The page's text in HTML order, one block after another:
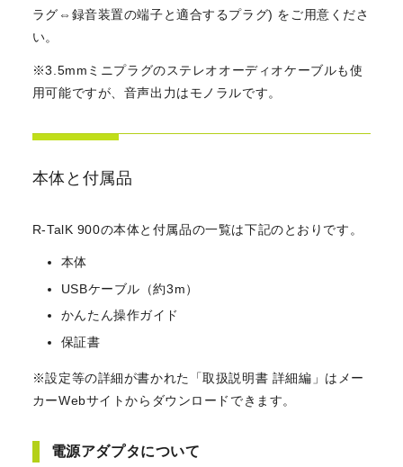
ラグ⇔録音装置の端子と適合するプラグ) をご用意くださ
い。
※3.5mmミニプラグのステレオオーディオケーブルも使
用可能ですが、音声出力はモノラルです。
本体と付属品
R-TalK 900の本体と付属品の一覧は下記のとおりです。
本体
USBケーブル（約3m）
かんたん操作ガイド
保証書
※設定等の詳細が書かれた「取扱説明書 詳細編」はメー
カーWebサイトからダウンロードできます。
電源アダプタについて